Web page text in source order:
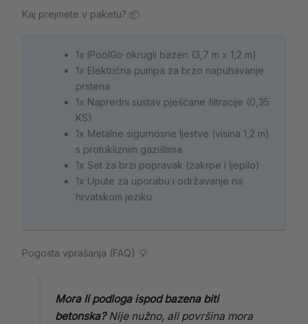
Kaj prejmete v paketu? 📦
1x IPoolGo okrugli bazen (3,7 m x 1,2 m)
1x Električna pumpa za brzo napuhavanje
prstena
1x Napredni sustav pješčane filtracije (0,35
KS)
1x Metalne sigurnosne ljestve (visina 1,2 m)
s protukliznim gazištima
1x Set za brzi popravak (zakrpe i ljepilo)
1x Upute za uporabu i održavanje na
hrvatskom jeziku
Pogosta vprašanja (FAQ) 💡
Mora li podloga ispod bazena biti
betonska?Nije nužno, ali površina mora